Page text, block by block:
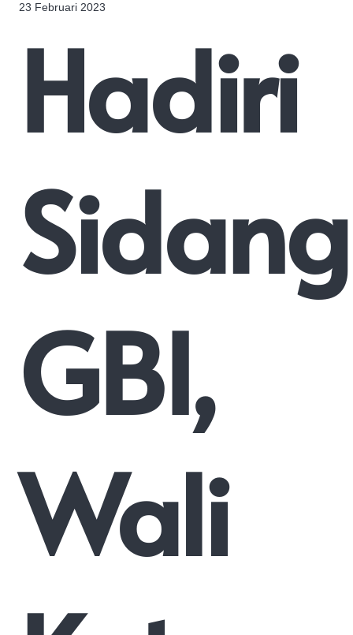
23 Februari 2023
Hadiri
Sidang
GBI,
Wali